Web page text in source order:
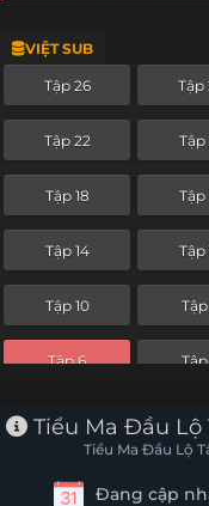
VIỆT SUB
Tập 26 Tập
Tập 22 Tập
Tập 18 Tập
Tập 14 Tập
Tập 10
Tập 6
Tập 2
Tiểu Ma Đầu Lộ
Tiểu Ma Đầu Lộ
Đang cập